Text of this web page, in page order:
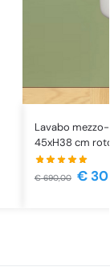
Lavabo
45xH38 cm
€690,00 €